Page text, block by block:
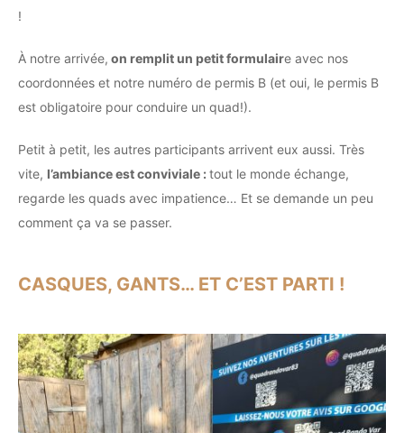
!
À notre arrivée, on remplit un petit formulaire avec nos
coordonnées et notre numéro de permis B (et oui, le permis B
est obligatoire pour conduire un quad!).
Petit à petit, les autres participants arrivent eux aussi. Très
vite, l’ambiance est conviviale :tout le monde échange,
regarde les quads avec impatience… Et se demande un peu
comment ça va se passer.
CASQUES, GANTS… ET C’EST PARTI !